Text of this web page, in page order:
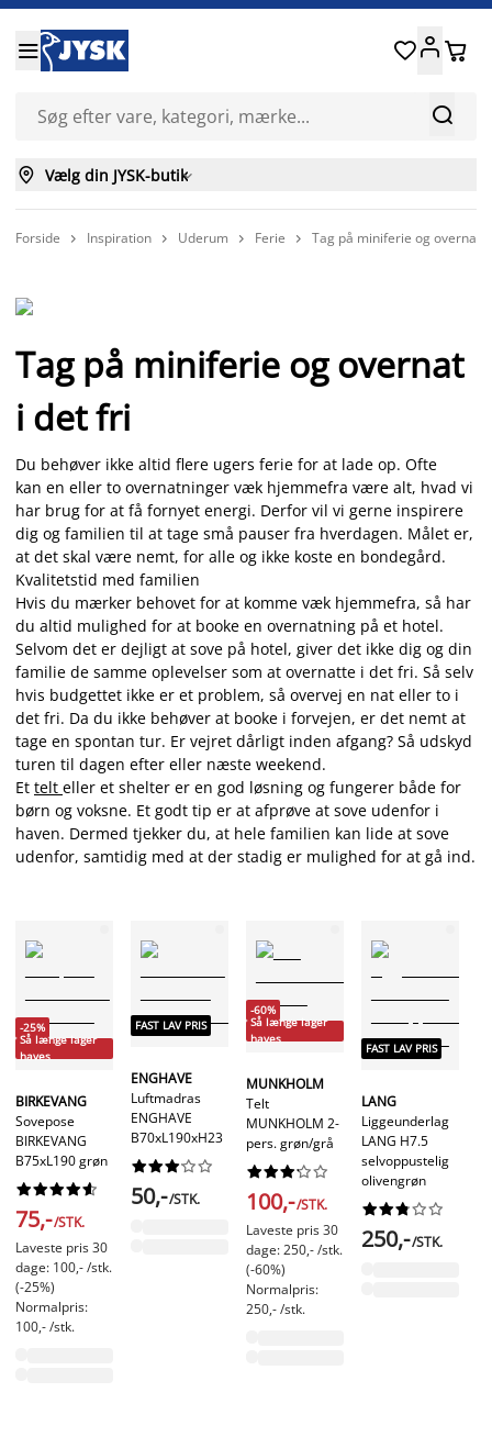


 
 Vælg din JYSK-butik
Forside  Inspiration  Uderum  Ferie  Tag på miniferie og overnat
Tag på miniferie og overnat
i det fri
Du behøver ikke altid flere ugers ferie for at lade op. Ofte
kan en eller to overnatninger væk hjemmefra være alt, hvad vi
har brug for at få fornyet energi. Derfor vil vi gerne inspirere
dig og familien til at tage små pauser fra hverdagen. Målet er,
at det skal være nemt, for alle og ikke koste en bondegård.
Kvalitetstid med familien
Hvis du mærker behovet for at komme væk hjemmefra, så har
du altid mulighed for at booke en overnatning på et hotel.
Selvom det er dejligt at sove på hotel, giver det ikke dig og din
familie de samme oplevelser som at overnatte i det fri. Så selv
hvis budgettet ikke er et problem, så overvej en nat eller to i
det fri. Da du ikke behøver at booke i forvejen, er det nemt at
tage en spontan tur. Er vejret dårligt inden afgang? Så udskyd
turen til dagen efter eller næste weekend.
Et telt eller et shelter er en god løsning og fungerer både for
børn og voksne. Et godt tip er at afprøve at sove udenfor i
haven. Dermed tjekker du, at hele familien kan lide at sove
udenfor, samtidig med at der stadig er mulighed for at gå ind.
-25%
Så længe lager
haves
BIRKEVANG
Sovepose
BIRKEVANG
B75xL190 grøn






75,-/STK.
Laveste pris 30
dage: 100,- /stk.
(-25%)
Normalpris:
100,- /stk.
FAST LAV PRIS
ENGHAVE
Luftmadras
ENGHAVE
B70xL190xH23






50,-/STK.
-60%
Så længe lager
haves
MUNKHOLM
Telt
MUNKHOLM 2-
pers. grøn/grå






100,-/STK.
Laveste pris 30
dage: 250,- /stk.
(-60%)
Normalpris:
250,- /stk.
FAST LAV PRIS
LANG
Liggeunderlag
LANG H7.5
selvoppustelig
olivengrøn






250,-/STK.